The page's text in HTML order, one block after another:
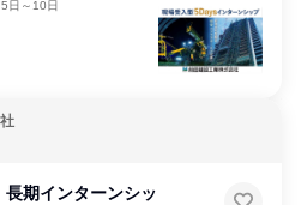
5日～10日
長期インターンシッ